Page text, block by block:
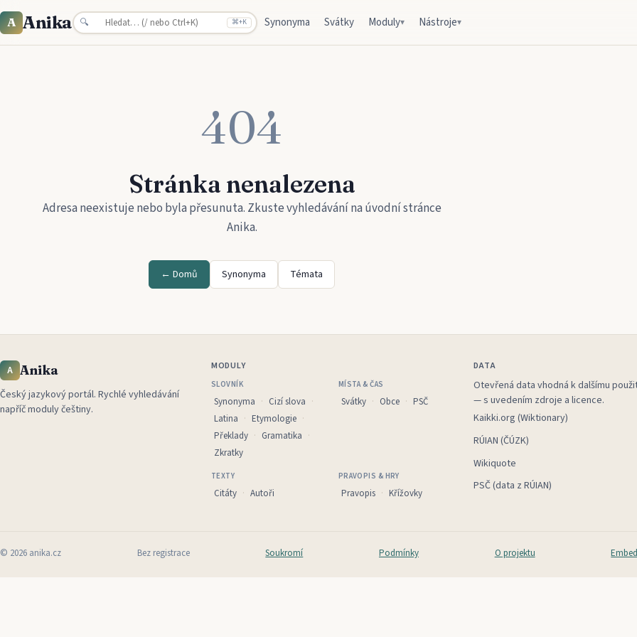
A Anika 🔍 ⌘+K Synonyma Svátky Moduly▾ Nástroje▾
404
Stránka nenalezena
Adresa neexistuje nebo byla přesunuta. Zkuste vyhledávání na úvodní stránce
Anika.
← Domů Synonyma Témata
A Anika
Český jazykový portál. Rychlé vyhledávání
napříč moduly češtiny.
MODULY
SLOVNÍK
Synonyma
Cizí slova
Latina
Etymologie
Překlady
Gramatika
Zkratky
MÍSTA & ČAS
Svátky Obce PSČ
TEXTY
Citáty Autoři
PRAVOPIS & HRY
Pravopis Křížovky
DATA
Otevřená data vhodná k dalšímu
— s uvedením zdroje a licence.
Kaikki.org (Wiktionary)
RÚIAN (ČÚZK)
Wikiquote
PSČ (data z RÚIAN)
© 2026 anika.cz Bez registrace Soukromí Podmínky O projektu